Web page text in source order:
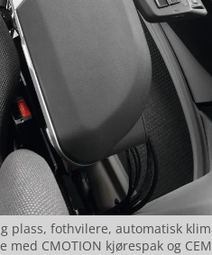
plass, fothvilere, automatisk
CMOTION kjørespak og